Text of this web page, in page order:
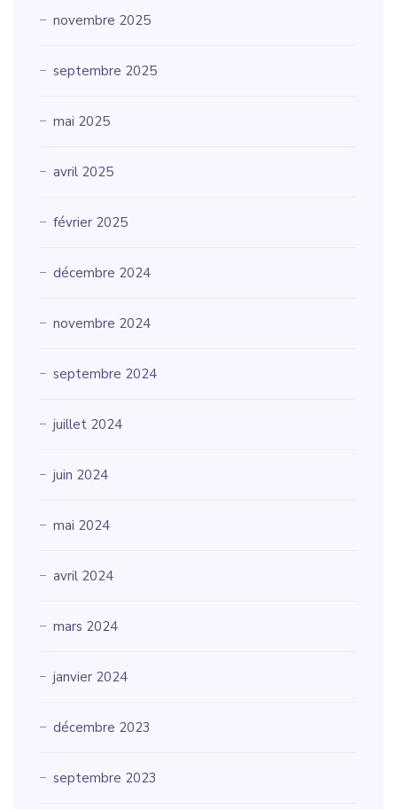
novembre 2025
septembre 2025
mai 2025
avril 2025
février 2025
décembre 2024
novembre 2024
septembre 2024
juillet 2024
juin 2024
mai 2024
avril 2024
mars 2024
janvier 2024
décembre 2023
septembre 2023